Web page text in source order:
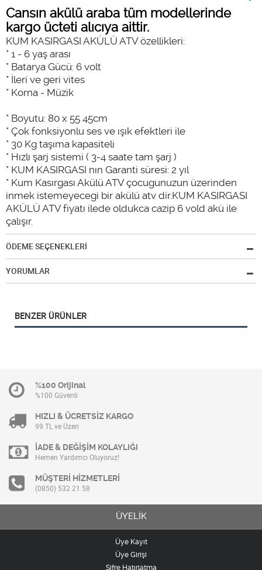
Cansın akülü araba tüm modellerinde
kargo ücteti alıcıya aittir.
KUM KASIRGASI AKÜLÜ ATV özellikleri:
* 1 - 6 yaş arası
* Batarya Gücü: 6 volt
* İleri ve geri vites
* Korna - Müzik
* Boyutu: 80 x 55 45cm
* Çok fonksiyonlu ses ve ışık efektleri ile
* 30 Kg taşıma kapasiteli
* Hızlı şarj sistemi ( 3-4 saate tam şarj )
* KUM KASIRGASI nın Garanti süresi: 2 yıl
* Kum Kasırgası Akülü ATV çocugunuzun üzerinden
inmek istemeyecegi bir akülü atv dir.KUM KASIRGASI
AKÜLÜ ATV fiyatı ilede oldukca cazip 6 vold akü ile
çalışır.
ÖDEME SEÇENEKLERİ
YORUMLAR
BENZER ÜRÜNLER
%100 Orijinal
%100 Güvenli
HIZLI & ÜCRETSİZ KARGO
99 TL ve Üzeri
İADE & DEĞİŞİM KOLAYLIĞI
Hemen Yardımcı Oluyoruz!
MÜŞTERİ HİZMETLERİ
(0850) 532 21 58
ÜYELİK
Üye Kayıt
Üye Girişi
Şifre Hatırlatma